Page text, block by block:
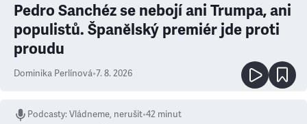
Pedro Sanchéz se nebojí ani Trumpa, ani
populistů. Španělský premiér jde proti
proudu
Dominika Perlínová•7. 8. 2026
Podcasty:Vládneme, nerušit•42 minut